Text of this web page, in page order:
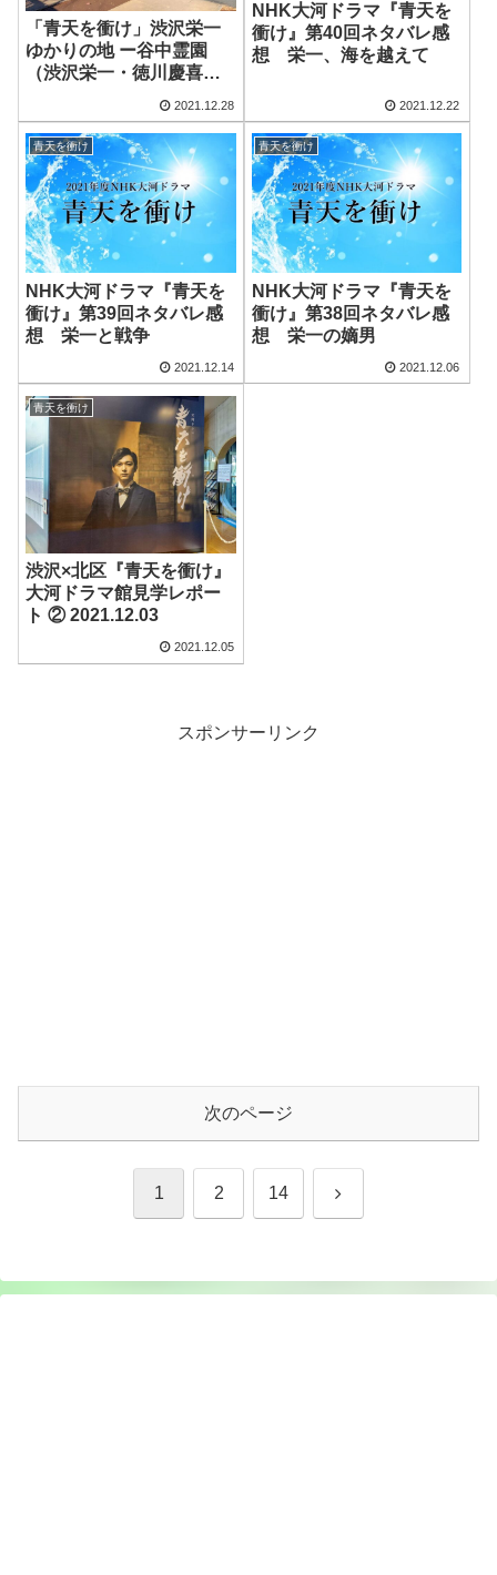
「青天を衝け」渋沢栄一
ゆかりの地 ー谷中霊園
（渋沢栄一・徳川慶喜の
2021.12.28
NHK大河ドラマ『青天を
衝け』第40回ネタバレ感
想 栄一、海を越えて
2021.12.22
青天を衝け
NHK大河ドラマ『青天を
衝け』第39回ネタバレ感
想 栄一と戦争
2021.12.14
青天を衝け
NHK大河ドラマ『青天を
衝け』第38回ネタバレ感
想 栄一の嫡男
2021.12.06
青天を衝け
渋沢×北区『青天を衝け』
大河ドラマ館見学レポー
ト ② 2021.12.03
2021.12.05
スポンサーリンク
次のページ
1 2 14 次